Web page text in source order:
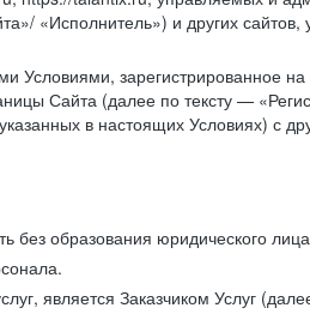
«Исполнитель») и других
Условиями, зарегистрированное
Сайта (далее по тексту —
в настоящих Условиях) с
без образования юридического
является Заказчиком Услуг